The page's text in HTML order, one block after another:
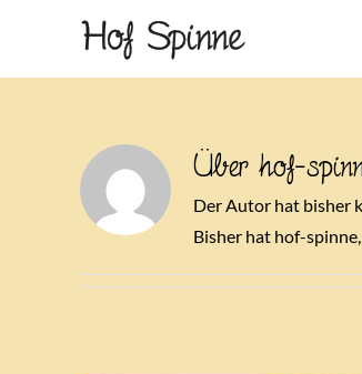
springen
Über hof-
Der Autor hat bisher
Bisher hat hof-